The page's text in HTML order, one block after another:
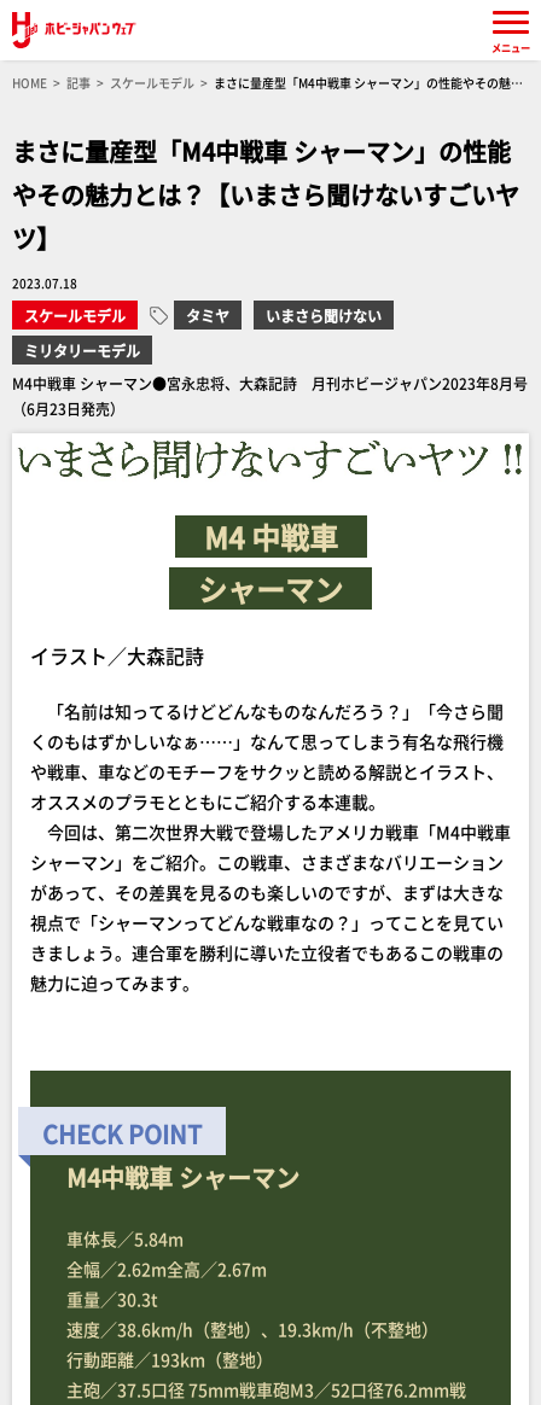
HOME 記事 スケールモデル
まさに量産型「M4中戦車 シャーマン」の性能やその魅力
まさに量産型「M4中戦車 シャーマン」の性能
やその魅力とは？【いまさら聞けないすごいヤ
ツ】
2023.07.18
スケールモデル タミヤ
いまさら聞けない
ミリタリーモデル
M4中戦車 シャーマン●宮永忠将、大森記詩 月刊ホビージャパン2023年8月号
（6月23日発売）
M4 中戦車
シャーマン
イラスト／大森記詩
「名前は知ってるけどどんなものなんだろう？」「今さら聞
くのもはずかしいなぁ……」なんて思ってしまう有名な飛行機
や戦車、車などのモチーフをサクッと読める解説とイラスト、
オススメのプラモとともにご紹介する本連載。
今回は、第二次世界大戦で登場したアメリカ戦車「M4中戦車
シャーマン」をご紹介。この戦車、さまざまなバリエーション
があって、その差異を見るのも楽しいのですが、まずは大きな
視点で「シャーマンってどんな戦車なの？」ってことを見てい
きましょう。連合軍を勝利に導いた立役者でもあるこの戦車の
魅力に迫ってみます。
M4中戦車 シャーマン
車体長／5.84m
全幅／2.62m全高／2.67m
重量／30.3t
速度／38.6km/h（整地）、19.3km/h（不整地）
行動距離／193km（整地）
主砲／37.5口径 75mm戦車砲M3／52口径76.2mm戦
メニュー